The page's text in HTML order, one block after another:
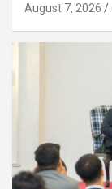
August 7, 2026